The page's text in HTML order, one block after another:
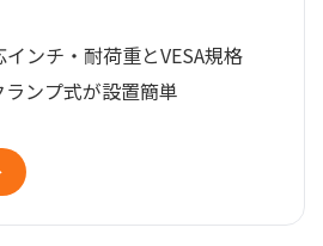
インチ・耐荷重とVESA規格
ンプ式が設置簡単